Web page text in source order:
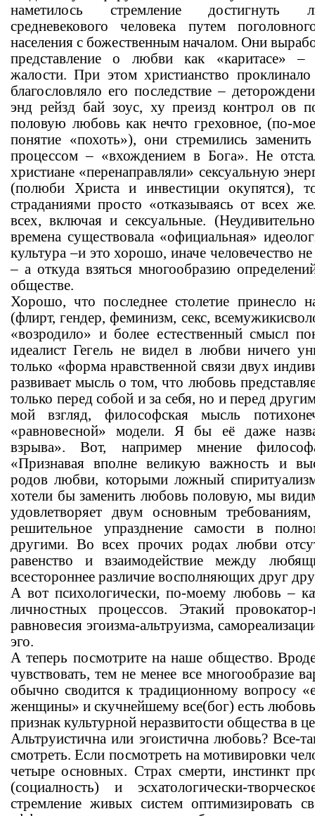
наметилось стремление достигнуть
средневекового человека путем
населения с божественным началом. Они
представление о любви как «каритасе» –
жалости. При этом христианство
благословляло его последствие –
энд рейзд бай зоус, ху преизд контрол ов
половую любовь как нечто греховное, (по-
понятие «похоть»), они стремились
процессом – «вхождением в Бога». Не
христиане «перенаправляли» сексуальную
(полюби Христа и инвестиции окупятся),
страданиями просто «отказываясь от всех
всех, включая и сексуальные.
времена существовала «официальная»
культура –и это хорошо, иначе человечество
– а откуда взяться многообразию
обществе.
Хорошо, что последнее столетие принесло
(флирт, гендер, феминизм, секс,
«возродило» и более естественный смысл
идеалист Гегель не видел в любви ничего
только «форма нравственной связи двух
развивает мысль о том, что любовь
только перед собой и за себя, но и перед
мой взгляд, философская мысль
«равновесной» модели. Я бы её даже
взрыва». Вот, например мнение
«Признавая вполне великую важность и
родов любви, которыми ложный
хотели бы заменить любовь половую, мы
удовлетворяет двум основным
решительное упразднение самости в
другими. Во всех прочих родах любви
равенство и взаимодействие между
всестороннее различие восполняющих друг
А вот психологически, по-моему любовь –
личностных процессов. Этакий
равновесия эгоизма-альтруизма,
эго.
А теперь посмотрите на наше общество.
чувствовать, тем не менее все многообразие
обычно сводится к традиционному вопросу
женщины» и скучнейшему все(бог) есть
признак культурной неразвитости общества в
Альтруистична или эгоистична любовь? Все-
смотреть. Если посмотреть на мотивировки
четыре основных. Страх смерти, инстинкт
(социалность) и эсхатологически-
стремление живых систем оптимизировать